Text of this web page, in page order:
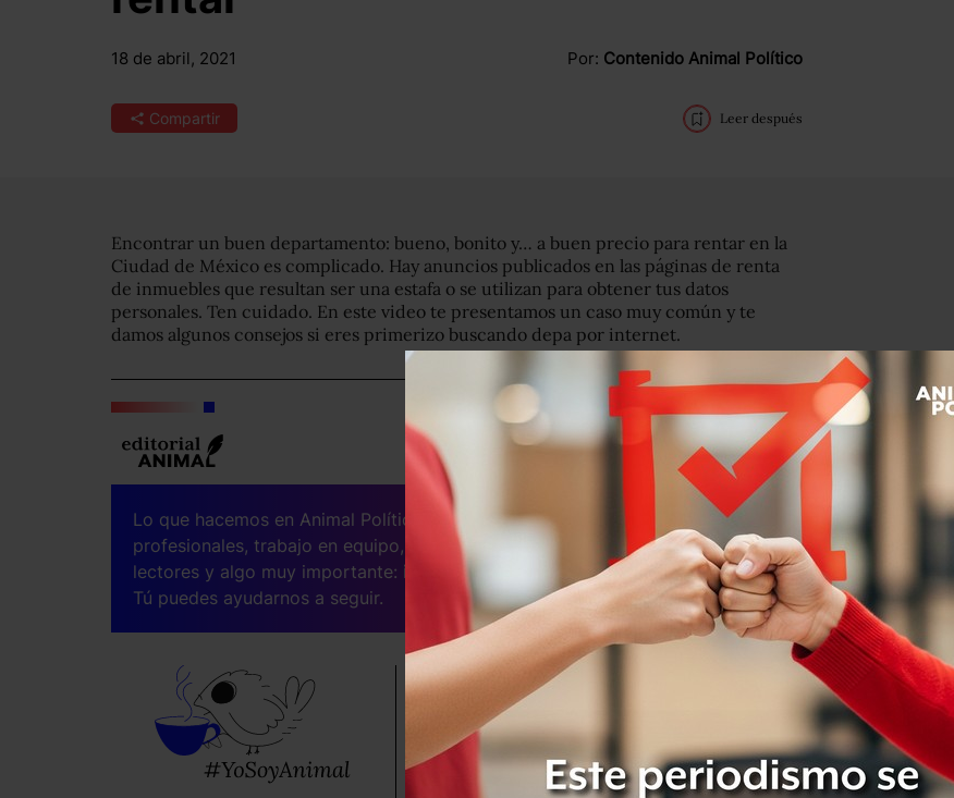
18 de abril, 2021 Por: Contenido Animal Político
Compartir Leer después
Encontrar un buen departamento: bueno, bonito y… a buen precio para rentar en la
Ciudad de México es complicado. Hay anuncios publicados en las páginas de renta
de inmuebles que resultan ser una estafa o se utilizan para obtener tus datos
personales. Ten cuidado. En este video te presentamos un caso muy común y te
damos algunos consejos si eres primerizo buscando depa por internet.
Lo que hacemos en Animal Político requiere de periodistas
profesionales, trabajo en equipo, mantener diálogo con los
lectores y algo muy importante: independencia
Tú puedes ayudarnos a seguir.
Sé parte del equipo
Suscríbete a Animal Político, recibe
beneficios y apoya el periodismo libre.
SUSCRIBIRME